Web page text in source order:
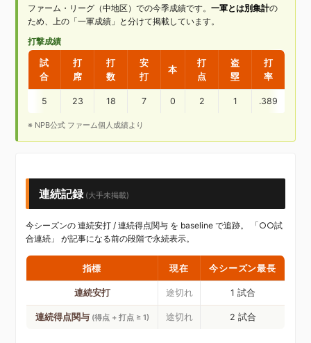
ファーム・リーグ（中地区）での今季成績です。 一軍とは別集計の
ため、上の「一軍成績」と分けて掲載しています。
打撃成績
試
合
打
席
打
数
安
打
本
打
点
盗
塁
打
率
5 23 18 7 0 2 1 .389
※ NPB公式 ファーム個人成績より
連続記録 (大手未掲載)
今シーズンの 連続安打 / 連続得点関与 を baseline で追跡。 「○○試
合連続」 が記事になる前の段階で永続表示。
指標 現在 今シーズン最長
連続安打 途切れ 1 試合
連続得点関与 (得点 + 打点 ≥ 1) 途切れ 2 試合